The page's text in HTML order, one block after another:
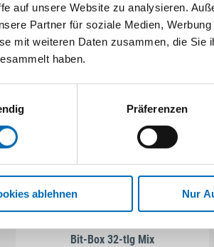
auf unsere Website zu analysieren.
Partner für soziale Medien,
mit weiteren Daten zusammen, die
haben.
Präferenzen
ablehnen Nur
Bit-Box 32-tlg Mix